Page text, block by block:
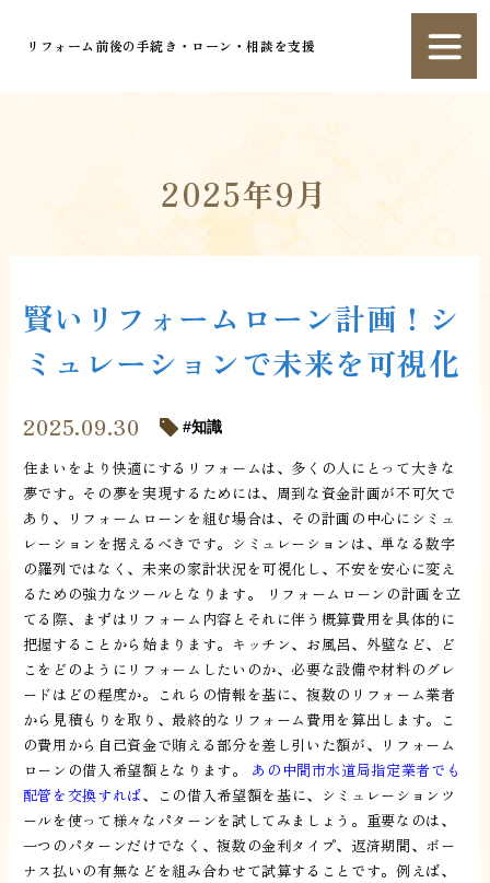
リフォーム前後の手続き・ローン・相談を支援
2025年9月
賢いリフォームローン計画！シ
ミュレーションで未来を可視化
2025.09.30 知識
住まいをより快適にするリフォームは、多くの人にとって大きな
夢です。その夢を実現するためには、周到な資金計画が不可欠で
あり、リフォームローンを組む場合は、その計画の中心にシミュ
レーションを据えるべきです。シミュレーションは、単なる数字
の羅列ではなく、未来の家計状況を可視化し、不安を安心に変え
るための強力なツールとなります。 リフォームローンの計画を立
てる際、まずはリフォーム内容とそれに伴う概算費用を具体的に
把握することから始まります。キッチン、お風呂、外壁など、ど
こをどのようにリフォームしたいのか、必要な設備や材料のグレ
ードはどの程度か。これらの情報を基に、複数のリフォーム業者
から見積もりを取り、最終的なリフォーム費用を算出します。こ
の費用から自己資金で賄える部分を差し引いた額が、リフォーム
ローンの借入希望額となります。
あの中間市水道局指定業者でも
配管を交換すれば、この借入希望額を基に、シミュレーションツ
ールを使って様々なパターンを試してみましょう。重要なのは、
一つのパターンだけでなく、複数の金利タイプ、返済期間、ボー
ナス払いの有無などを組み合わせて試算することです。例えば、